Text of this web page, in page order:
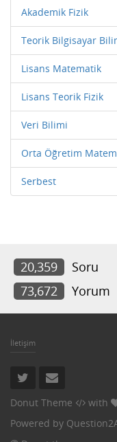
Akademik Fizik
Teorik Bilgisayar
Lisans Matematik
Lisans Teorik Fizik
Veri Bilimi
Orta Öğretim
Serbest
20,359 Soru
73,672
Yorum
İletişim
Donut Theme with
Powered by